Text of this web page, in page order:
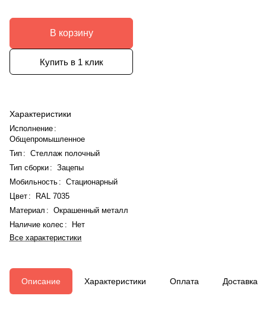
В корзину
Купить в 1 клик
Характеристики
Исполнение :
Общепромышленное
Тип : Стеллаж полочный
Тип сборки: Зацепы
Мобильность : Стационарный
Цвет :
RAL 7035
Материал : Окрашенный металл
Наличие колес :
Нет
Все характеристики
Описание Характеристики Оплата Доставка